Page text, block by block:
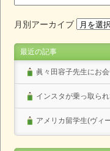
月別アーカイブ
最近の記事
眞々田容子先生にお会
アメリカ留学生(ヴィ